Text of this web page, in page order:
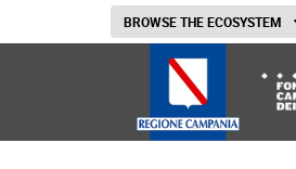
BROWSE THE ECOSYSTEM